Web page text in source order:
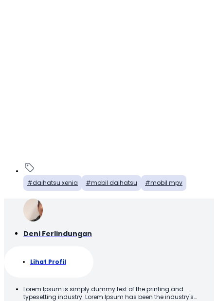
daihatsu xenia mobil daihatsu mobil mpv
Deni Ferlindungan
Lihat Profil
Lorem Ipsum is simply dummy text of the printing and
typesetting industry. Lorem Ipsum has been the industry's